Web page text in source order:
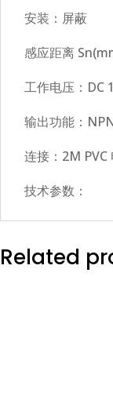
安装：屏蔽
感应距离
工作电压：DC
输出功能：
连接：2M PVC
技术参数：
Related